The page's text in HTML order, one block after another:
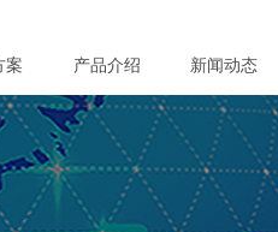
案 产品介绍 新闻动态